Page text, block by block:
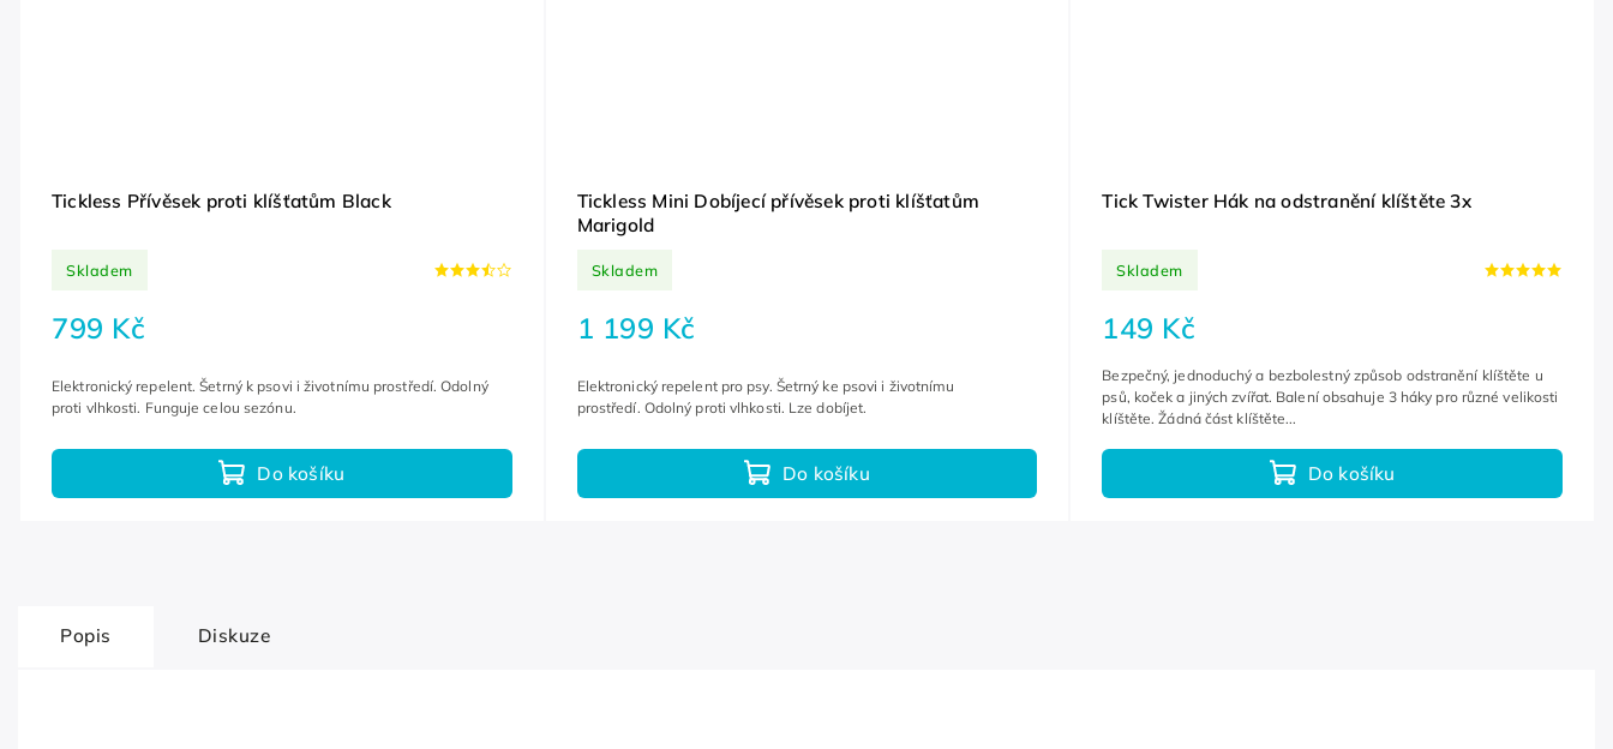
Tickless Přívěsek proti klíšťatům Black
Skladem
799 Kč
Do košíku
Elektronický repelent. Šetrný k psovi i životnímu prostředí. Odolný
proti vlhkosti. Funguje celou sezónu.
Tickless Mini Dobíjecí přívěsek proti klíšťatům
Marigold
Skladem
1 199 Kč
Do košíku
Elektronický repelent pro psy. Šetrný ke psovi i životnímu
prostředí. Odolný proti vlhkosti. Lze dobíjet.
Tick Twister Hák na odstranění klíštěte 3x
Skladem
149 Kč
Do košíku
Bezpečný, jednoduchý a bezbolestný způsob odstranění klíštěte u
psů, koček a jiných zvířat. Balení obsahuje 3 háky pro různé velikosti
klíštěte. Žádná část klíštěte...
Popis Diskuze